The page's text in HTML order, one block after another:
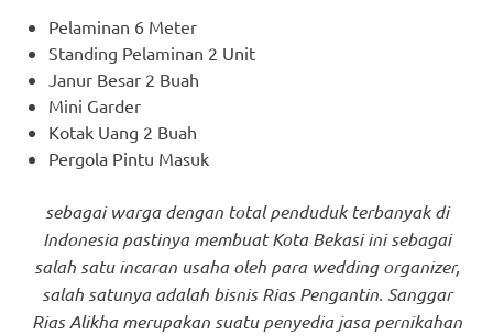
Pelaminan 6 Meter
Standing Pelaminan 2 Unit
Janur Besar 2 Buah
Mini Garder
Kotak Uang 2 Buah
Pergola Pintu Masuk
sebagai warga dengan total penduduk terbanyak di
Indonesia pastinya membuat Kota Bekasi ini sebagai
salah satu incaran usaha oleh para wedding organizer,
salah satunya adalah bisnis Rias Pengantin. Sanggar
Rias Alikha merupakan suatu penyedia jasa pernikahan